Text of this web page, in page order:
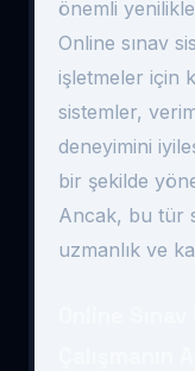
önemli
Online sınav
işletmeler için
sistemler,
deneyimini
bir şekilde
Ancak, bu tür
uzmanlık ve